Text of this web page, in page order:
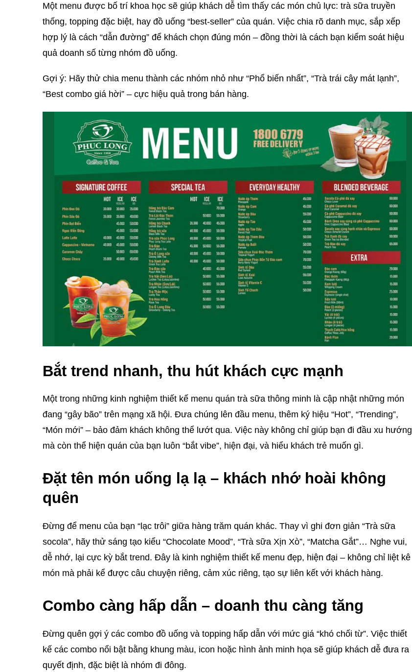
Một menu được bố trí khoa học sẽ giúp khách dễ tìm thấy các món chủ lực: trà sữa truyền
thống, topping đặc biệt, hay đồ uống “best-seller” của quán. Việc chia rõ danh mục, sắp xếp
hợp lý là cách “dẫn đường” để khách chọn đúng món – đồng thời là cách bạn kiểm soát hiệu
quả doanh số từng nhóm đồ uống.
Gợi ý: Hãy thử chia menu thành các nhóm nhỏ như “Phổ biến nhất”, “Trà trái cây mát lạnh”,
“Best combo giá hời” – cực hiệu quả trong bán hàng.
Bắt trend nhanh, thu hút khách cực mạnh
Một trong những kinh nghiệm thiết kế menu quán trà sữa thông minh là cập nhật những món
đang “gây bão” trên mạng xã hội. Đưa chúng lên đầu menu, thêm ký hiệu “Hot”, “Trending”,
“Món mới” – bảo đảm khách không thể lướt qua. Việc này không chỉ giúp bạn đi đầu xu hướng
mà còn thể hiện quán của bạn luôn “bắt vibe”, hiện đại, và hiểu khách trẻ muốn gì.
Đặt tên món uống lạ lạ – khách nhớ hoài không
quên
Đừng để menu của bạn “lạc trôi” giữa hàng trăm quán khác. Thay vì ghi đơn giản “Trà sữa
socola”, hãy thử sáng tạo kiểu “Chocolate Mood”, “Trà sữa Xịn Xò”, “Matcha Gắt”… Nghe vui,
dễ nhớ, lại cực kỳ bắt trend. Đây là kinh nghiệm thiết kế menu đẹp, hiện đại – không chỉ liệt kê
món mà phải kể được câu chuyện riêng, cảm xúc riêng, tạo sự liên kết với khách hàng.
Combo càng hấp dẫn – doanh thu càng tăng
Đừng quên gợi ý các combo đồ uống và topping hấp dẫn với mức giá “khó chối từ”. Việc thiết
kế các combo nổi bật bằng khung màu, icon hoặc hình ảnh minh họa sẽ giúp khách dễ đưa ra
quyết định, đặc biệt là nhóm đi đông.